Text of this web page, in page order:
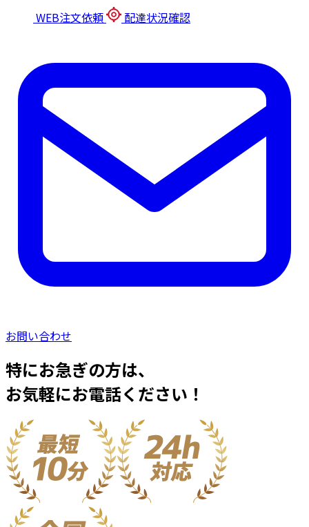
WEB注文依頼 配達状況確認
お問い合わせ
特にお急ぎの方は、
お気軽にお電話ください！